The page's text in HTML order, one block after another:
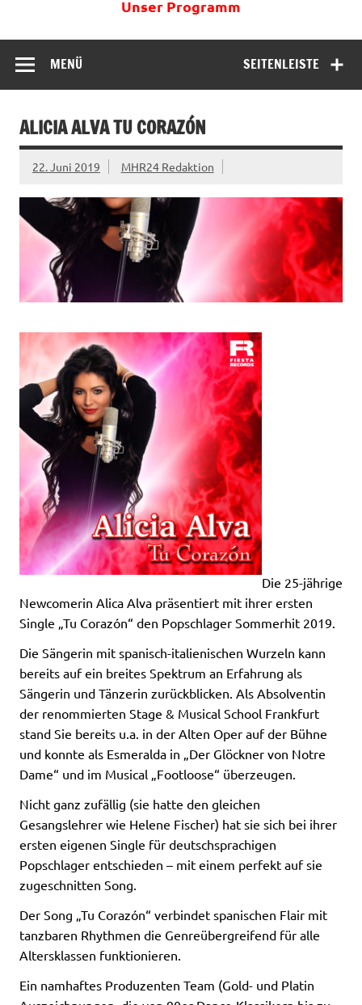
Unser Programm
SEITENLEISTE
MENÜ
ALICIA ALVA TU CORAZÓN
22. Juni 2019 MHR24 Redaktion
Die 25-jährige
Newcomerin Alica Alva präsentiert mit ihrer ersten
Single „Tu Corazón“ den Popschlager Sommerhit 2019.
Die Sängerin mit spanisch-italienischen Wurzeln kann
bereits auf ein breites Spektrum an Erfahrung als
Sängerin und Tänzerin zurückblicken. Als Absolventin
der renommierten Stage & Musical School Frankfurt
stand Sie bereits u.a. in der Alten Oper auf der Bühne
und konnte als Esmeralda in „Der Glöckner von Notre
Dame“ und im Musical „Footloose“ überzeugen.
Nicht ganz zufällig (sie hatte den gleichen
Gesangslehrer wie Helene Fischer) hat sie sich bei ihrer
ersten eigenen Single für deutschsprachigen
Popschlager entschieden – mit einem perfekt auf sie
zugeschnitten Song.
Der Song „Tu Corazón“ verbindet spanischen Flair mit
tanzbaren Rhythmen die Genreübergreifend für alle
Altersklassen funktionieren.
Ein namhaftes Produzenten Team (Gold- und Platin